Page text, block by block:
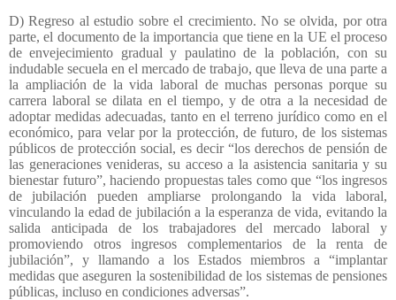
D) Regreso al estudio sobre el crecimiento. No se olvida, por otra
parte, el documento de la importancia que tiene en la UE el proceso
de envejecimiento gradual y paulatino de la población, con su
indudable secuela en el mercado de trabajo, que lleva de una parte a
la ampliación de la vida laboral de muchas personas porque su
carrera laboral se dilata en el tiempo, y de otra a la necesidad de
adoptar medidas adecuadas, tanto en el terreno jurídico como en el
económico, para velar por la protección, de futuro, de los sistemas
públicos de protección social, es decir “los derechos de pensión de
las generaciones venideras, su acceso a la asistencia sanitaria y su
bienestar futuro”, haciendo propuestas tales como que “los ingresos
de jubilación pueden ampliarse prolongando la vida laboral,
vinculando la edad de jubilación a la esperanza de vida, evitando la
salida anticipada de los trabajadores del mercado laboral y
promoviendo otros ingresos complementarios de la renta de
jubilación”, y llamando a los Estados miembros a “implantar
medidas que aseguren la sostenibilidad de los sistemas de pensiones
públicas, incluso en condiciones adversas”.